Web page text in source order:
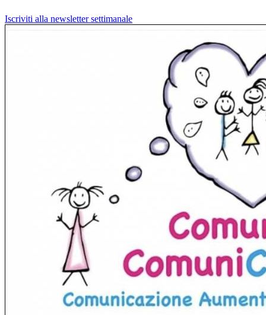
Iscriviti alla newsletter settimanale